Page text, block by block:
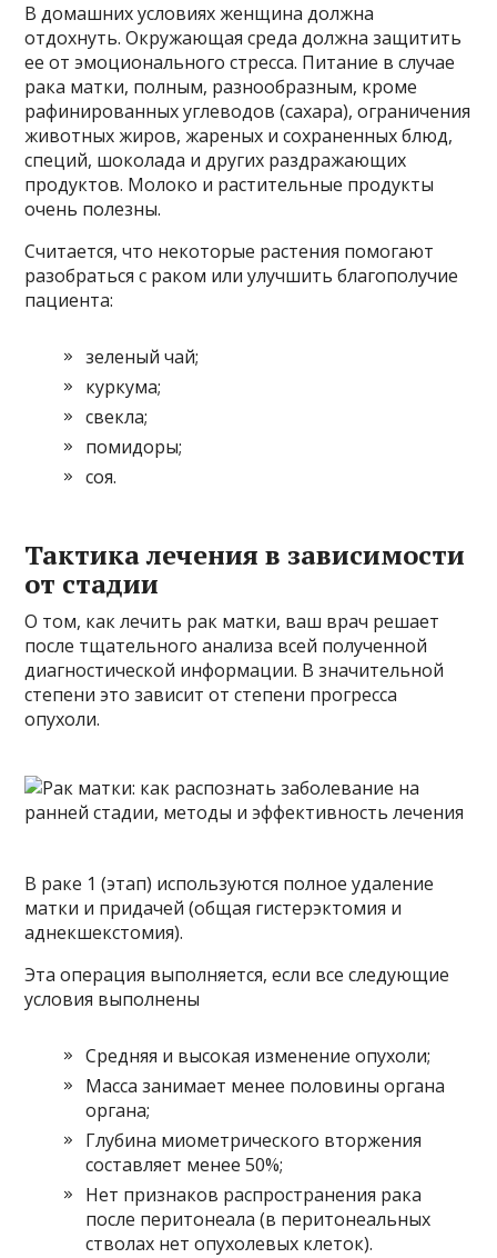
В домашних условиях женщина должна
отдохнуть. Окружающая среда должна защитить
ее от эмоционального стресса. Питание в случае
рака матки, полным, разнообразным, кроме
рафинированных углеводов (сахара), ограничения
животных жиров, жареных и сохраненных блюд,
специй, шоколада и других раздражающих
продуктов. Молоко и растительные продукты
очень полезны.
Считается, что некоторые растения помогают
разобраться с раком или улучшить благополучие
пациента:
зеленый чай;
куркума;
свекла;
помидоры;
соя.
Тактика лечения в зависимости
от стадии
О том, как лечить рак матки, ваш врач решает
после тщательного анализа всей полученной
диагностической информации. В значительной
степени это зависит от степени прогресса
опухоли.
В раке 1 (этап) используются полное удаление
матки и придачей (общая гистерэктомия и
аднекшекстомия).
Эта операция выполняется, если все следующие
условия выполнены
Средняя и высокая изменение опухоли;
Масса занимает менее половины органа
органа;
Глубина миометрического вторжения
составляет менее 50%;
Нет признаков распространения рака
после перитонеала (в перитонеальных
стволах нет опухолевых клеток).